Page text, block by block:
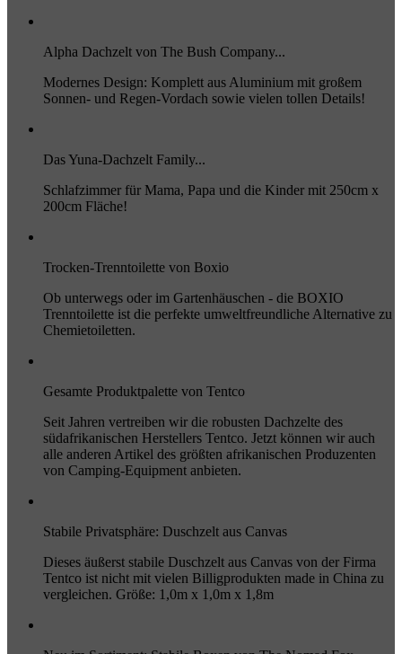
Alpha Dachzelt von The Bush Company...
Modernes Design: Komplett aus Aluminium mit großem
Sonnen- und Regen-Vordach sowie vielen tollen Details!
Das Yuna-Dachzelt Family...
Schlafzimmer für Mama, Papa und die Kinder mit 250cm x
200cm Fläche!
Trocken-Trenntoilette von Boxio
Ob unterwegs oder im Gartenhäuschen - die BOXIO
Trenntoilette ist die perfekte umweltfreundliche Alternative zu
Chemietoiletten.
Gesamte Produktpalette von Tentco
Seit Jahren vertreiben wir die robusten Dachzelte des
südafrikanischen Herstellers Tentco. Jetzt können wir auch
alle anderen Artikel des größten afrikanischen Produzenten
von Camping-Equipment anbieten.
Stabile Privatsphäre: Duschzelt aus Canvas
Dieses äußerst stabile Duschzelt aus Canvas von der Firma
Tentco ist nicht mit vielen Billigprodukten made in China zu
vergleichen. Größe: 1,0m x 1,0m x 1,8m